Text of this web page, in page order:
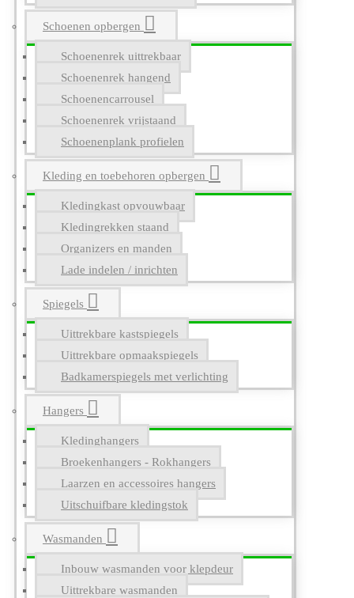
Schoenen opbergen
Schoenenrek uittrekbaar
Schoenenrek hangend
Schoenencarrousel
Schoenenrek vrijstaand
Schoenenplank profielen
Kleding en toebehoren opbergen
Kledingkast opvouwbaar
Kledingrekken staand
Organizers en manden
Lade indelen / inrichten
Spiegels
Uittrekbare kastspiegels
Uittrekbare opmaakspiegels
Badkamerspiegels met verlichting
Hangers
Kledinghangers
Broekenhangers - Rokhangers
Laarzen en accessoires hangers
Uitschuifbare kledingstok
Wasmanden
Inbouw wasmanden voor klepdeur
Uittrekbare wasmanden